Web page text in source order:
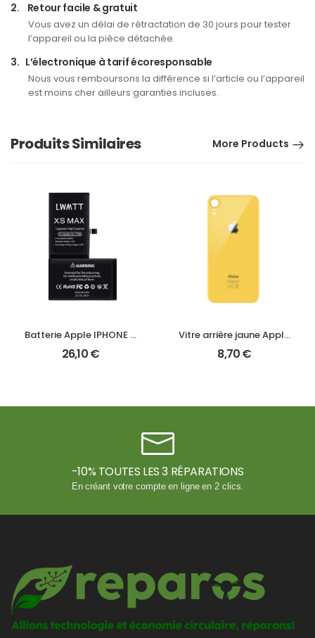
2. Retour facile & gratuit
Vous avez un délai de rétractation de 30 jours pour tester
l’appareil ou la pièce détachée.
3. L’électronique à tarif écoresponsable
Nous vous remboursons la différence si l’article ou l’appareil
est moins cher ailleurs garanties incluses.
Produits Similaires More Products
Batterie Apple IPHONE XS MAX A1921
26,10€
Vitre arrière jaune Apple IPHONE XR A2105
8,70€
-10% TOUTES LES 3 RÉPARATIONS
En créant votre compte en ligne en 2 clics.